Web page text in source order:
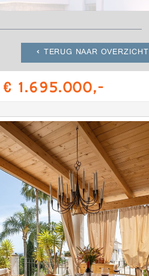
TERUG NAAR OVERZICHT
€ 1.695.000,-